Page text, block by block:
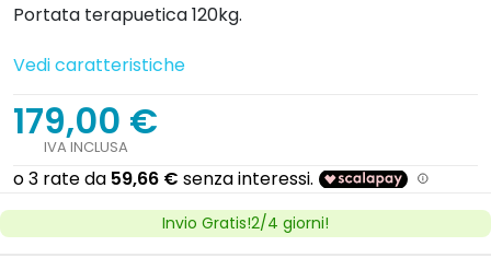
Portata terapuetica 120kg.
Vedi caratteristiche
179,00 €
IVA INCLUSA
Invio Gratis!2/4 giorni!